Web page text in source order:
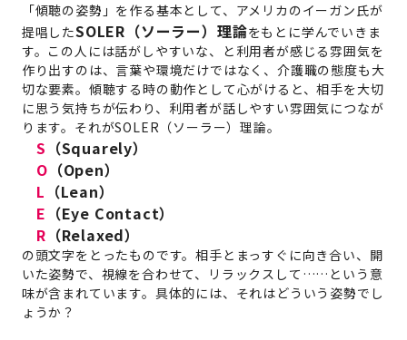
「傾聴の姿勢」を作る基本として、アメリカのイーガン氏が
提唱したSOLER（ソーラー）理論をもとに学んでいきま
す。この人には話がしやすいな、と利用者が感じる雰囲気を
作り出すのは、言葉や環境だけではなく、介護職の態度も大
切な要素。傾聴する時の動作として心がけると、相手を大切
に思う気持ちが伝わり、利用者が話しやすい雰囲気につなが
ります。それがSOLER（ソーラー）理論。
S （Squarely）
O （Open）
L （Lean）
E （Eye Contact）
R （Relaxed）
の頭文字をとったものです。相手とまっすぐに向き合い、開
いた姿勢で、視線を合わせて、リラックスして……という意
味が含まれています。具体的には、それはどういう姿勢でし
ょうか？